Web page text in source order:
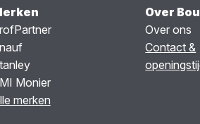
Monier
merken
Over
Over ons
Contact &